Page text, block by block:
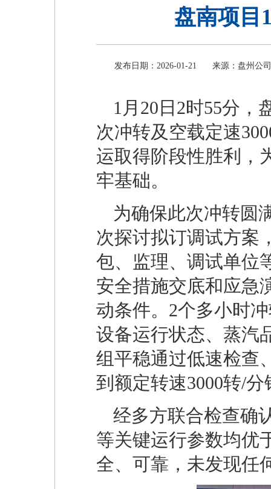
盘南项目
发布日期：2026-01-21 来源：盘州公司
1月20日2时55分，
次冲转及空载定速
运取得阶段性胜利，
牢基础。
为确保此次冲转圆
次探讨拟订调试方案
包、监理、调试单位
安全措施交底和应急
动条件。2个多小时
设备运行状态、蒸汽
组平稳通过低速检查
到额定转速3000转/分
经多方联合检查确
等关键运行参数均优
全、可靠，未发现任